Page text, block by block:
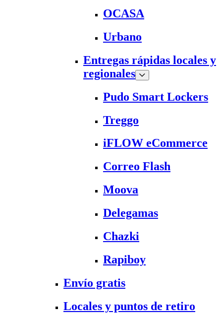
OCASA
Urbano
Entregas rápidas locales y
regionales
Pudo Smart Lockers
Treggo
iFLOW eCommerce
Correo Flash
Moova
Delegamas
Chazki
Rapiboy
Envío gratis
Locales y puntos de retiro